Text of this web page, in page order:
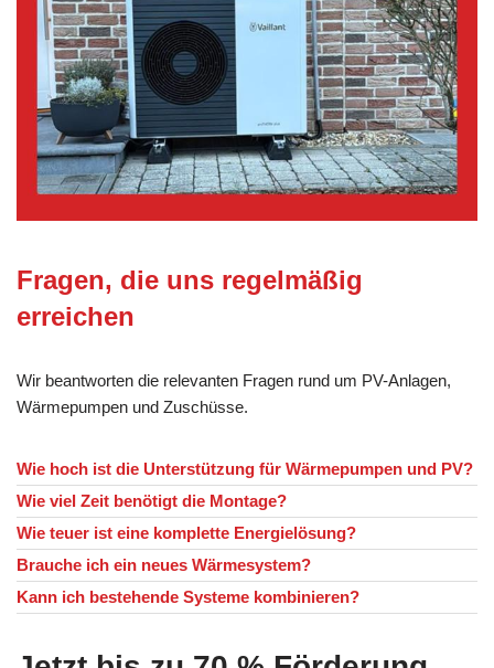
Fragen, die uns regelmäßig
erreichen
Wir beantworten die relevanten Fragen rund um PV-Anlagen,
Wärmepumpen und Zuschüsse.
Wie hoch ist die Unterstützung für Wärmepumpen und PV?
Wie viel Zeit benötigt die Montage?
Wie teuer ist eine komplette Energielösung?
Brauche ich ein neues Wärmesystem?
Kann ich bestehende Systeme kombinieren?